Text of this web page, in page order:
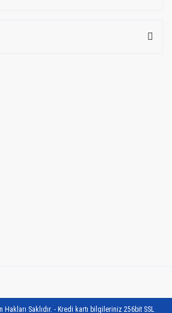
Saklıdır. - Kredi kartı bilgileriniz 256bit SSL